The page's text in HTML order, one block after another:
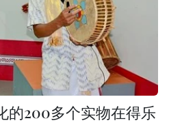
的200多个实物在得乐